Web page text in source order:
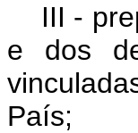
III -
e dos
País;